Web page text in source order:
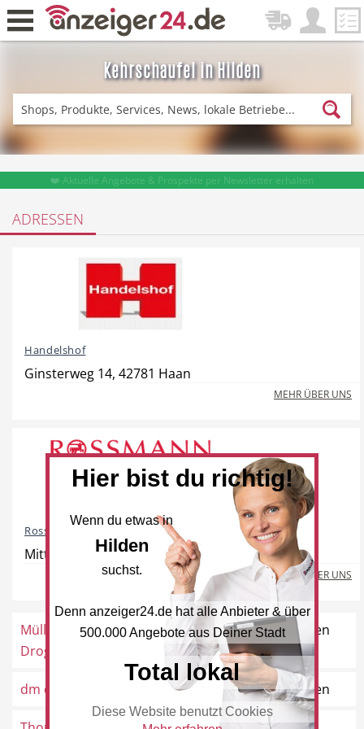
Kehrschaufel in Hilden
Zurück
Fitness & Sport Lieferservice
Einkaufen DE-News
News
Beauty & Wellness
Auto Handwerk
Sport & Freizeit Gesundheit
❤️ Aktuelle Angebote & Prospekte per Newsletter erhalten
ADRESSEN
Handelshof
Ginsterweg 14, 42781 Haan
MEHR ÜBER UNS
Rossmann Drogeriemarkt
Mittelstraße 71, 40721 Hilden
MEHR ÜBER UNS
Müller
Drogeriemarkt
Mittelstraße 17, 40721 Hilden
dm drogerie markt Mittelstraße 63, 40721 Hilden
Hier bist du richtig!
Wenn du etwas in
Hilden
suchst.
Denn anzeiger24.de hat alle Anbieter & über
500.000 Angebote aus Deiner Stadt
Total lokal
Diese Website benutzt Cookies